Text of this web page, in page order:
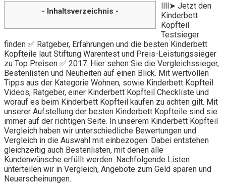
- Inhaltsverzeichnis -
llll➤ Jetzt den
Kinderbett
Kopfteil
Testsieger
finden ✅ Ratgeber, Erfahrungen und die besten Kinderbett
Kopfteile laut Stiftung Warentest und Preis-Leistungssieger
zu Top Preisen ✅ 2017. Hier sehen Sie die Vergleichssieger,
Bestenlisten und Neuheiten auf einen Blick. Mit wertvollen
Tipps aus der Kategorie Wohnen, sowie Kinderbett Kopfteil
Videos, Ratgeber, einer Kinderbett Kopfteil Checkliste und
worauf es beim Kinderbett Kopfteil kaufen zu achten gilt. Mit
unserer Aufstellung der besten Kinderbett Kopfteile sind sie
immer auf der richtigen Seite. In unserem Kinderbett Kopfteil
Vergleich haben wir unterschiedliche Bewertungen und
Vergleich in die Auswahl mit einbezogen. Dabei entstehen
gleichzeitig auch Bestenlisten, mit denen alle
Kundenwünsche erfüllt werden. Nachfolgende Listen
unterteilen wir in Vergleich, Angebote zum Geld sparen und
Neuerscheinungen.